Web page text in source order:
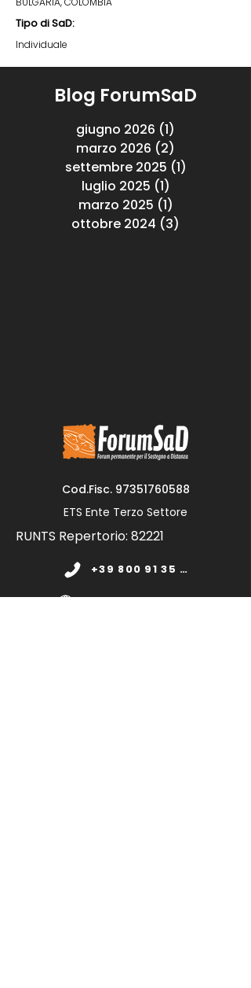
Tipo di SaD:
Individuale
Blog ForumSaD
giugno 2026 (1)
marzo 2026 (2)
settembre 2025 (1)
luglio 2025 (1)
marzo 2025 (1)
ottobre 2024 (3)
Cod.Fisc. 97351760588
ETS Ente Terzo Settore
RUNTS Repertorio: 82221
+39 800 91 35 11